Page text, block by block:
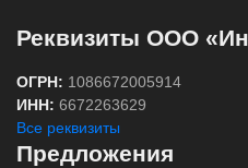
Реквизиты ООО
ОГРН: 1086672005914
ИНН: 6672263629
Все реквизиты
Предложения